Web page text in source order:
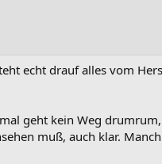
echt drauf alles vom
geht kein Weg
muß, auch klar.